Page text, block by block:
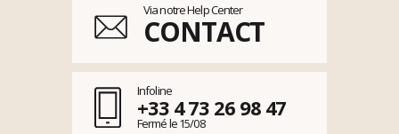
Via notre Help Center
CONTACT
Infoline
+33 4 73 26 98 47
Fermé le 15/08